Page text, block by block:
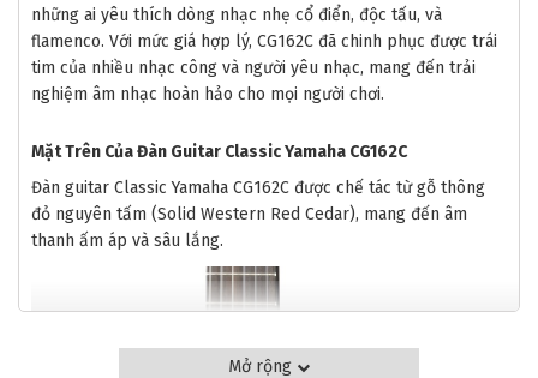
những ai yêu thích dòng nhạc nhẹ cổ điển, độc tấu, và
flamenco. Với mức giá hợp lý, CG162C đã chinh phục được trái
tim của nhiều nhạc công và người yêu nhạc, mang đến trải
nghiệm âm nhạc hoàn hảo cho mọi người chơi.
Mặt Trên Của Đàn Guitar Classic Yamaha CG162C
Đàn guitar Classic Yamaha CG162C được chế tác từ gỗ thông
đỏ nguyên tấm (Solid Western Red Cedar), mang đến âm
thanh ấm áp và sâu lắng.
Mở rộng